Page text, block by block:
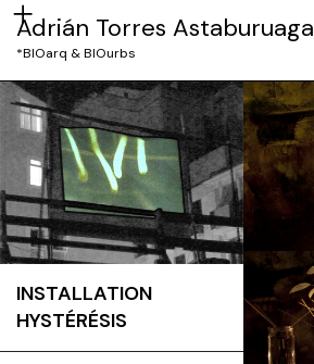
Adrián Torres Astaburuaga
*BIOarq & BIOurbs
INSTALLATION
HYSTÉRÉSIS